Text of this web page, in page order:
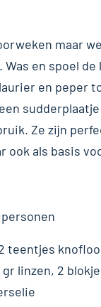
maar
en spoel
en peper
Ze zijn
ook als basis
teentjes
linzen, 2